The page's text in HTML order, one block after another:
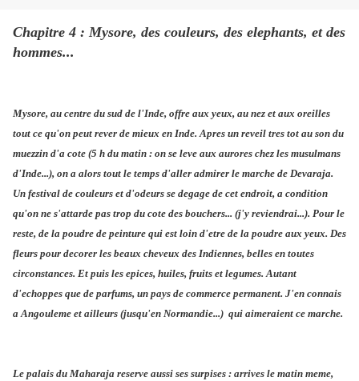
Chapitre 4 : Mysore, des couleurs, des elephants, et des
hommes...
Mysore, au centre du sud de l'Inde, offre aux yeux, au nez et aux oreilles
tout ce qu'on peut rever de mieux en Inde. Apres un reveil tres tot au son du
muezzin d'a cote (5 h du matin : on se leve aux aurores chez les musulmans
d'Inde...), on a alors tout le temps d'aller admirer le marche de Devaraja.
Un festival de couleurs et d'odeurs se degage de cet endroit, a condition
qu'on ne s'attarde pas trop du cote des bouchers... (j'y reviendrai...). Pour le
reste, de la poudre de peinture qui est loin d'etre de la poudre aux yeux. Des
fleurs pour decorer les beaux cheveux des Indiennes, belles en toutes
circonstances. Et puis les epices, huiles, fruits et legumes. Autant
d'echoppes que de parfums, un pays de commerce permanent. J'en connais
a Angouleme et ailleurs (jusqu'en Normandie...) qui aimeraient ce marche.
Le palais du Maharaja reserve aussi ses surpises : arrives le matin meme,